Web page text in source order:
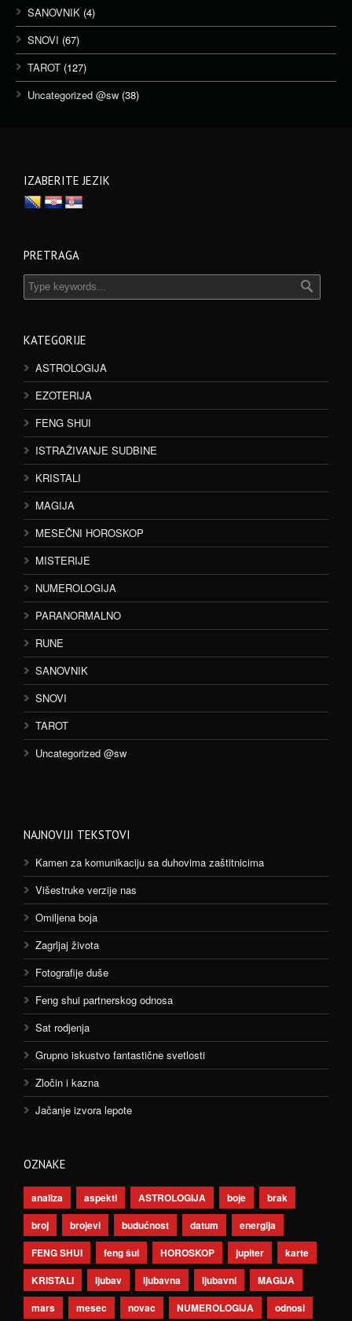
SANOVNIK (4)
SNOVI (67)
TAROT (127)
Uncategorized @sw (38)
IZABERITE JEZIK
PRETRAGA
KATEGORIJE
ASTROLOGIJA
EZOTERIJA
FENG SHUI
ISTRAŽIVANJE SUDBINE
KRISTALI
MAGIJA
MESEČNI HOROSKOP
MISTERIJE
NUMEROLOGIJA
PARANORMALNO
RUNE
SANOVNIK
SNOVI
TAROT
Uncategorized @sw
NAJNOVIJI TEKSTOVI
Kamen za komunikaciju sa duhovima zaštitnicima
Višestruke verzije nas
Omiljena boja
Zagrljaj života
Fotografije duše
Feng shui partnerskog odnosa
Sat rodjenja
Grupno iskustvo fantastične svetlosti
Zločin i kazna
Jačanje izvora lepote
OZNAKE
analiza aspekti ASTROLOGIJA boje
brak
broj
brojevi budućnost datum
energija
FENG SHUI
feng šui HOROSKOP jupiter
karte
KRISTALI
ljubav ljubavna ljubavni
MAGIJA
mars
mesec novac NUMEROLOGIJA odnosi